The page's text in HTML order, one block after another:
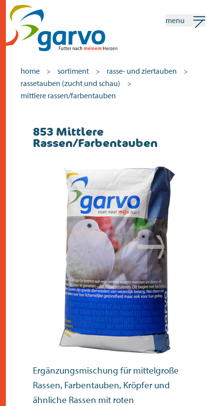
home
das herz
sortiment
geschäfte
neuigkeiten
kontakt
menu
home > sortiment > rasse- und ziertauben >
rassetauben (zucht und schau) >
mittlere rassen/farbentauben
853 Mittlere
Rassen/Farbentauben
Ergänzungsmischung für mittelgroße
Rassen, Farbentauben, Kröpfer und
ähnliche Rassen mit roten